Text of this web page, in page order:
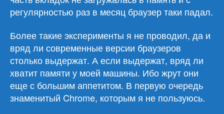
регулярностью раз в месяц браузер таки падал.
Более такие эксперименты я не проводил, да и
вряд ли современные версии браузеров
столько выдержат. А если выдержат, вряд ли
хватит памяти у моей машины. Ибо жрут они
еще с большим аппетитом. В первую очередь
знаменитый Chrome, которым я не пользуюсь.